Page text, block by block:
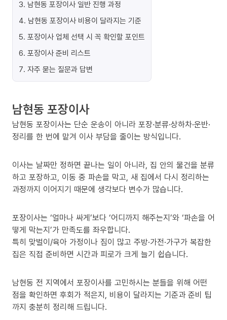
3. 남현동 포장이사 일반 진행 과정
4. 남현동 포장이사 비용이 달라지는 기준
5. 포장이사 업체 선택 시 꼭 확인할 포인트
6. 포장이사 준비 리스트
7. 자주 묻는 질문과 답변
남현동 포장이사
남현동 포장이사는 단순 운송이 아니라 포장·분류·상하차·운반·
정리를 한 번에 맡겨 이사 부담을 줄이는 방식입니다.
이사는 날짜만 정하면 끝나는 일이 아니라, 집 안의 물건을 분류
하고 포장하고, 이동 중 파손을 막고, 새 집에서 다시 정리하는
과정까지 이어지기 때문에 생각보다 변수가 많습니다.
포장이사는 ‘얼마나 싸게’보다 ‘어디까지 해주는지’와 ‘파손을 어
떻게 막는지’가 만족도를 좌우합니다.
특히 맞벌이/육아 가정이나 짐이 많고 주방·가전·가구가 복잡한
집은 직접 준비하면 시간과 피로가 크게 늘기 쉽습니다.
남현동 전 지역에서 포장이사를 고민하시는 분들을 위해 어떤
점을 확인하면 후회가 적은지, 비용이 달라지는 기준과 준비 팁
까지 충분히 정리해 드립니다.